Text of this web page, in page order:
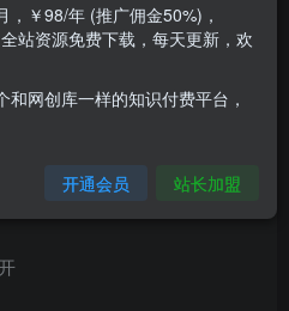
，￥98/年 (推广佣金50%)，
站资源免费下载，每天更新，欢
网创库一样的知识付费平台，
开通会员 站长加盟